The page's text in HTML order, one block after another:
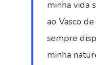
minha vida
ao Vasco
sempre
minha